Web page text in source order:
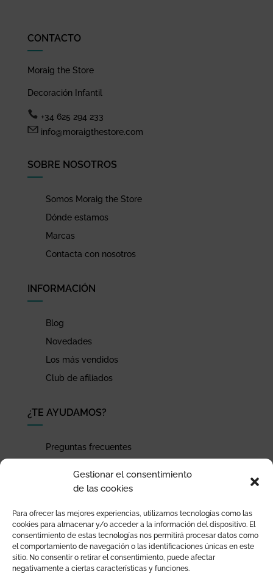
Gestionar el consentimiento
de las cookies
Para ofrecer las mejores experiencias, utilizamos tecnologías como las
cookies para almacenar y/o acceder a la información del dispositivo. El
consentimiento de estas tecnologías nos permitirá procesar datos como
el comportamiento de navegación o las identificaciones únicas en este
sitio. No consentir o retirar el consentimiento, puede afectar
negativamente a ciertas características y funciones.
CONTACTO
Moraig the Store
Decoración Infantil
+34 625 294 233
info@moraigthestore.com
SOBRE NOSOTROS
Somos Moraig the Store
Dónde estamos
Marcas
Contacta con nosotros
INFORMACIÓN
Blog
Novedades
Los más vendidos
Club de afiliados
¿TE AYUDAMOS?
Preguntas frecuentes
Pago seguro
Devoluciones y garantía